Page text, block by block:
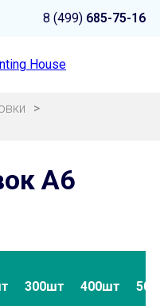
8 (499) 685-75-16
>
А6
300шт 400шт